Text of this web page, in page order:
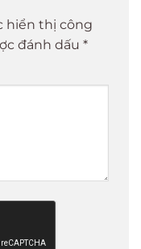
hiển thị công
đánh dấu *